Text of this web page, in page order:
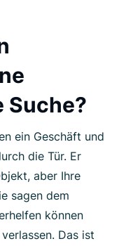
ein Geschäft und
die Tür. Er
aber Ihre
sagen dem
können
Das ist